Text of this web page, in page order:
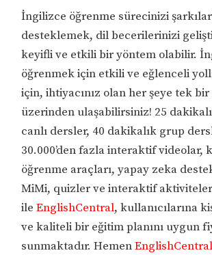
İngilizce öğrenme sürecinizi
desteklemek, dil becerilerinizi
keyifli ve etkili bir yöntem olabilir.
öğrenmek için etkili ve eğlenceli
için, ihtiyacınız olan her şeye tek
üzerinden ulaşabilirsiniz! 25
canlı dersler, 40 dakikalık grup
30.000’den fazla interaktif videolar,
öğrenme araçları, yapay zeka
MiMi, quizler ve interaktif aktiviteler
ileEnglishCentral, kullanıcılarına
ve kaliteli bir eğitim planını uygun
sunmaktadır. Hemen